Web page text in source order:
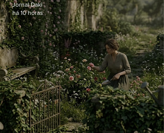
Jornal Daki
há 10 horas